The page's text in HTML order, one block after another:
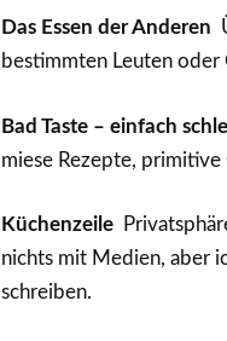
Das Essen der Anderen
bestimmten Leuten oder
Bad Taste – einfach
miese Rezepte,
Küchenzeile
nichts mit Medien, aber
schreiben.